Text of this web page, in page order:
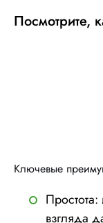
Посмотрите,
Ключевые
Простота:
взгляда